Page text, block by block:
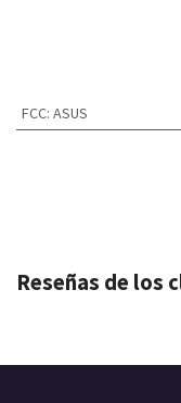
FCC: ASUS
Reseñas de los